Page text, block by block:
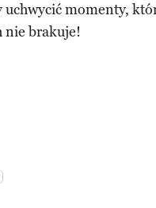
momenty,
nie brakuje!